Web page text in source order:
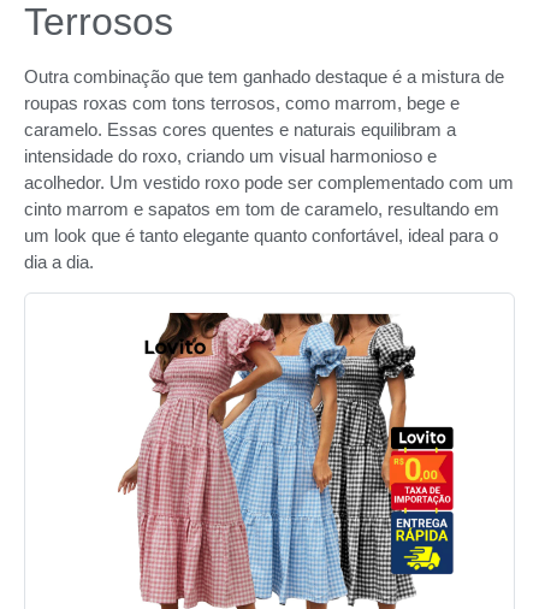
Terrosos
Outra combinação que tem ganhado destaque é a mistura de
roupas roxas com tons terrosos, como marrom, bege e
caramelo. Essas cores quentes e naturais equilibram a
intensidade do roxo, criando um visual harmonioso e
acolhedor. Um vestido roxo pode ser complementado com um
cinto marrom e sapatos em tom de caramelo, resultando em
um look que é tanto elegante quanto confortável, ideal para o
dia a dia.